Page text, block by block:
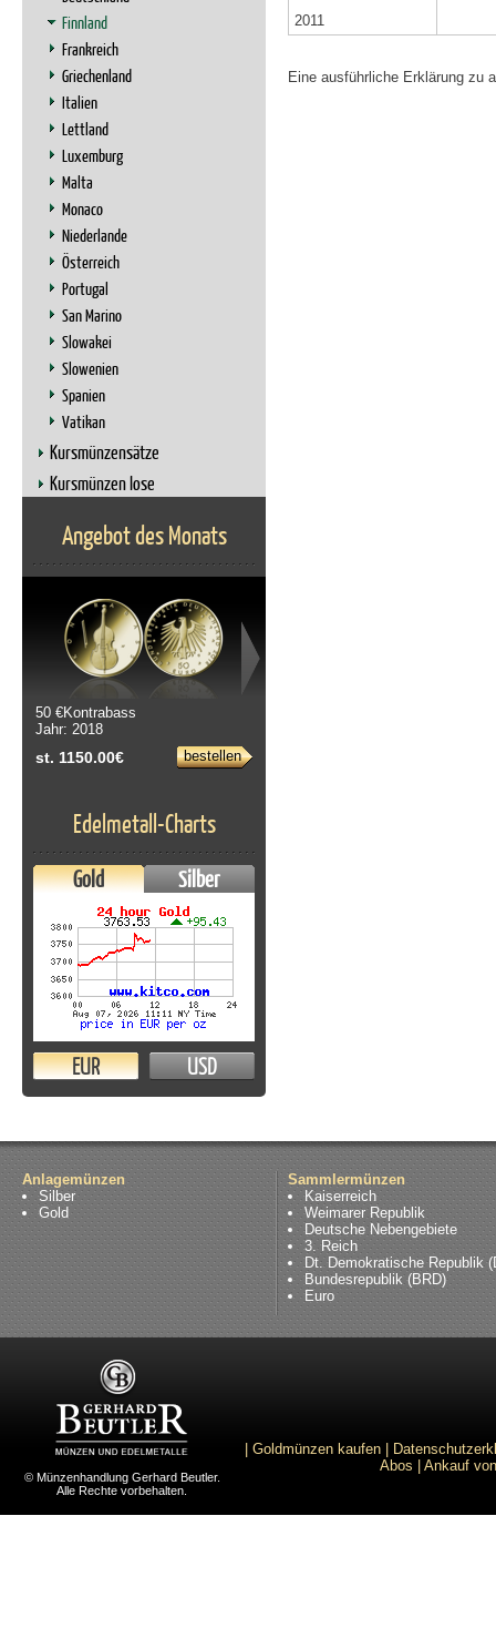
Finnland
Frankreich
Griechenland
Italien
Lettland
Luxemburg
Malta
Monaco
Niederlande
Österreich
Portugal
San Marino
Slowakei
Slowenien
Spanien
Vatikan
Kursmünzensätze
Kursmünzen lose
Angebot des Monats
50 €Kontrabass
Jahr: 2018
st. 1150.00€ bestellen
Edelmetall-Charts
Gold Silber
EUR USD
2011
Eine ausführliche Erklärung zu
Anlagemünzen
Silber
Gold
Sammlermünzen
Kaiserreich
Weimarer Republik
Deutsche Nebengebiete
3. Reich
Dt. Demokratische Republik
Bundesrepublik (BRD)
Euro
© Münzenhandlung Gerhard Beutler.
Alle Rechte vorbehalten.
Goldmünzen kaufen
Abos
Ankauf